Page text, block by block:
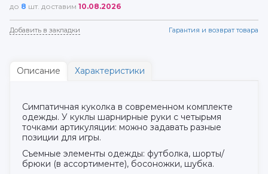
до 8 шт. доставим 10.08.2026
Добавить в закладки Гарантия и возврат товара
Описание Характеристики
Симпатичная куколка в современном комплекте
одежды. У куклы шарнирные руки с четырьмя
точками артикуляции: можно задавать разные
позиции для игры.
Съемные элементы одежды: футболка, шорты/
брюки (в ассортименте), босоножки, шубка.